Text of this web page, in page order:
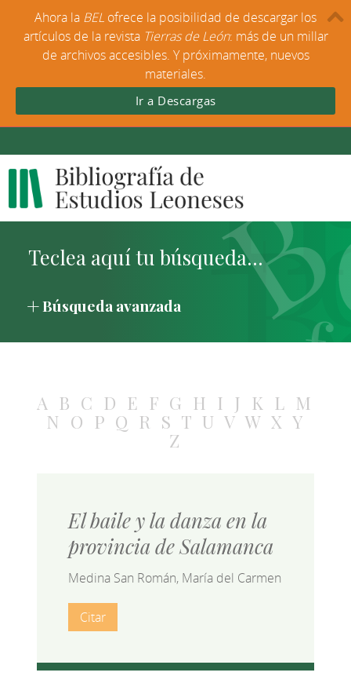
Búsqueda avanzada
A B C D E F G H I J K L M
N O P Q R S T U V W X Y
Z
El baile y la danza en la
provincia de Salamanca
Medina San Román, María del Carmen
Citar
Ahora la BEL ofrece la posibilidad de descargar los
artículos de la revista Tierras de León: más de un millar
de archivos accesibles. Y próximamente, nuevos
materiales.
Ir a Descargas